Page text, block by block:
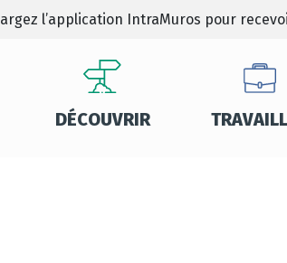
l’application IntraMuros pour
DÉCOUVRIR